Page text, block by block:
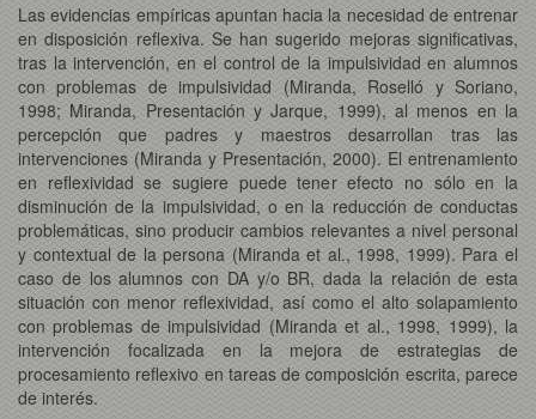
Las evidencias empíricas apuntan hacia la necesidad de entrenar
en disposición reflexiva. Se han sugerido mejoras significativas,
tras la intervención, en el control de la impulsividad en alumnos
con problemas de impulsividad (Miranda, Roselló y Soriano,
1998; Miranda, Presentación y Jarque, 1999), al menos en la
percepción que padres y maestros desarrollan tras las
intervenciones (Miranda y Presentación, 2000). El entrenamiento
en reflexividad se sugiere puede tener efecto no sólo en la
disminución de la impulsividad, o en la reducción de conductas
problemáticas, sino producir cambios relevantes a nivel personal
y contextual de la persona (Miranda et al., 1998, 1999). Para el
caso de los alumnos con DA y/o BR, dada la relación de esta
situación con menor reflexividad, así como el alto solapamiento
con problemas de impulsividad (Miranda et al., 1998, 1999), la
intervención focalizada en la mejora de estrategias de
procesamiento reflexivo en tareas de composición escrita, parece
de interés.